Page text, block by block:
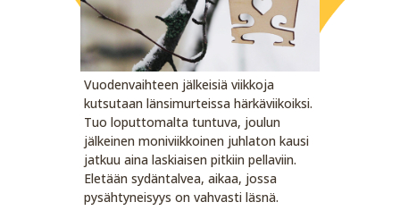
Vuodenvaihteen jälkeisiä viikkoja
kutsutaan länsimurteissa härkäviikoiksi.
Tuo loputtomalta tuntuva, joulun
jälkeinen moniviikkoinen juhlaton kausi
jatkuu aina laskiaisen pitkiin pellaviin.
Eletään sydäntalvea, aikaa, jossa
pysähtyneisyys on vahvasti läsnä.